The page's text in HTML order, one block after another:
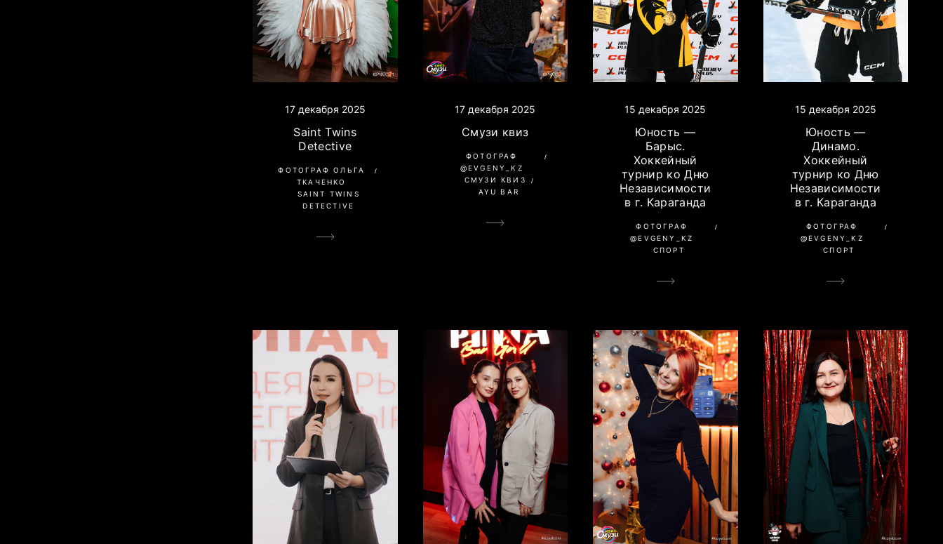
17 декабря 2025
Saint Twins
Detective
ФОТОГРАФ ОЛЬГА
ТКАЧЕНКО
SAINT TWINS
DETECTIVE
17 декабря 2025
Смузи квиз
ФОТОГРАФ
@EVGENY_KZ
СМУЗИ КВИЗ
AYU BAR
15 декабря 2025
Юность —
Барыс.
Хоккейный
турнир ко Дню
Независимости
в г. Караганда
ФОТОГРАФ
@EVGENY_KZ
СПОРТ
15 декабря 2025
Юность —
Динамо.
Хоккейный
турнир ко Дню
Независимости
в г. Караганда
ФОТОГРАФ
@EVGENY_KZ
СПОРТ